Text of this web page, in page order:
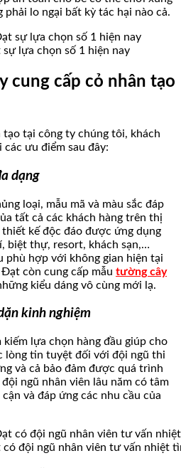
phải lo ngại bất kỳ tác hại nào cả.
lựa chọn số 1 hiện nay
cung cấp cỏ nhân tạo
tạo tại công ty chúng tôi, khách
ưu điểm sau đây:
dạng
loại, mẫu mã và màu sắc đáp
tất cả các khách hàng trên thị
kế độc đáo được ứng dụng
biệt thự, resort, khách sạn,…
phù hợp với không gian hiện tại
còn cung cấp mẫu tường cây
kiểu dáng vô cùng mới lạ.
kinh nghiệm
lựa chọn hàng đầu giúp cho
lòng tin tuyệt đối với đội ngũ thi
và cả bảo đảm được quá trình
ngũ nhân viên lâu năm có tâm
và đáp ứng các nhu cầu của
có đội ngũ nhân viên tư vấn nhiệt